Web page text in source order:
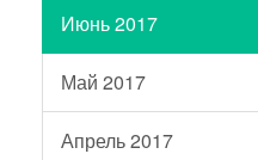
Июнь 2017
Май 2017
Апрель 2017